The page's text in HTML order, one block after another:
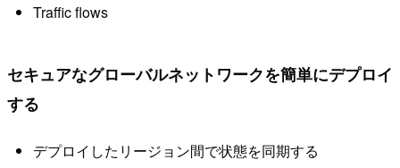
Traffic flows
セキュアなグローバルネットワークを簡単にデプロイ
する
デプロイしたリージョン間で状態を同期する